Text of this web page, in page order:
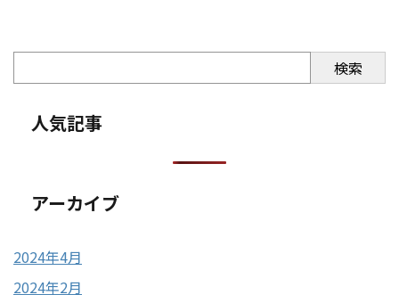
検索
人気記事
アーカイブ
2024年4月
2024年2月